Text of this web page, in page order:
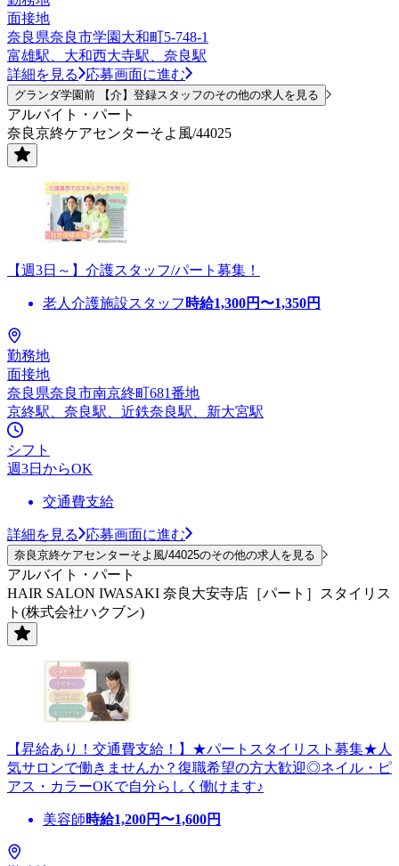
面接地
奈良県奈良市学園大和町5-748-1
富雄駅、大和西大寺駅、奈良駅
詳細を見る
応募画面に進む
グランダ学園前 【介】登録スタッフのその他の求人を見る
アルバイト・パート
奈良京終ケアセンターそよ風/44025
【週3日～】介護スタッフ/パート募集！
老人介護施設スタッフ 時給1,300円〜1,350円
勤務地
面接地
奈良県奈良市南京終町681番地
京終駅、奈良駅、近鉄奈良駅、新大宮駅
シフト
週3日からOK
交通費支給
詳細を見る 応募画面に進む
奈良京終ケアセンターそよ風/44025のその他の求人を見る
アルバイト・パート
HAIR SALON IWASAKI 奈良大安寺店［パート］スタイリス
ト(株式会社ハクブン)
【昇給あり！交通費支給！】★パートスタイリスト募集★人
気サロンで働きませんか？復職希望の方大歓迎◎ネイル・ピ
アス・カラーOKで自分らしく働けます♪
美容師時給1,200円〜1,600円